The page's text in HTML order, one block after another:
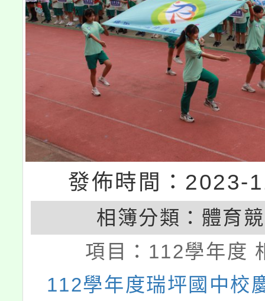
發佈時間：2023-
相簿分類： 體育
項目： 112學年度
112學年度瑞坪國中校